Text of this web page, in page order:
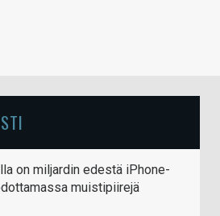
on miljardin edestä iPhone-
muistipiirejä